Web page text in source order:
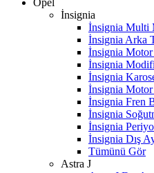
Opel
İnsignia
İnsignia Multi
İnsignia Arka
İnsignia Motor
İnsignia
İnsignia
İnsignia Motor
İnsignia Fren
İnsignia
İnsignia
İnsignia Dış
Tümünü Gör
Astra J